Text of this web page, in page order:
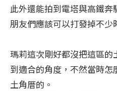
此外還能拍到電塔與高鐵
朋友們應該可以打發掉不少
瑪莉這次剛好都沒把這區
到適合的角度，不然當時怎
土角厝的。